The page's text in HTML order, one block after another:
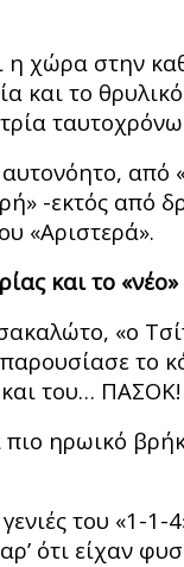
χώρα στην
και το
αυτονόητο,
-εκτός από
«Αριστερά».
και το
«ο
παρουσίασε
του… ΠΑΣΟΚ!
ηρωικό
του «1-
ότι είχαν